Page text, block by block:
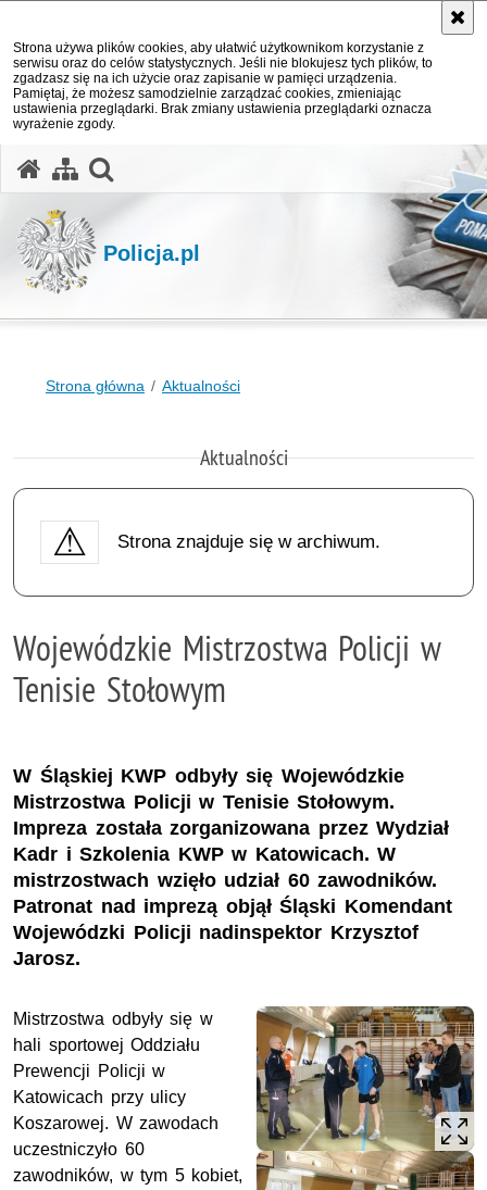
Strona używa plików cookies, aby ułatwić użytkownikom korzystanie z
serwisu oraz do celów statystycznych. Jeśli nie blokujesz tych plików, to
zgadzasz się na ich użycie oraz zapisanie w pamięci urządzenia.
Pamiętaj, że możesz samodzielnie zarządzać cookies, zmieniając
ustawienia przeglądarki. Brak zmiany ustawienia przeglądarki oznacza
wyrażenie zgody.
Policja.pl
Strona główna Aktualności
Aktualności
Strona znajduje się w archiwum.
Wojewódzkie Mistrzostwa Policji w
Tenisie Stołowym
W Śląskiej KWP odbyły się Wojewódzkie
Mistrzostwa Policji w Tenisie Stołowym.
Impreza została zorganizowana przez Wydział
Kadr i Szkolenia KWP w Katowicach. W
mistrzostwach wzięło udział 60 zawodników.
Patronat nad imprezą objął Śląski Komendant
Wojewódzki Policji nadinspektor Krzysztof
Jarosz.
Mistrzostwa odbyły się w
hali sportowej Oddziału
Prewencji Policji w
Katowicach przy ulicy
Koszarowej. W zawodach
uczestniczyło 60
zawodników, w tym 5 kobiet,